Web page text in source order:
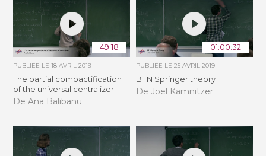
49:18
PUBLIÉE LE18 AVRIL 2019
The partial compactification
of the universal centralizer
De Ana Balibanu
01:00:32
PUBLIÉE LE 25 AVRIL 2019
BFN Springer theory
De Joel Kamnitzer